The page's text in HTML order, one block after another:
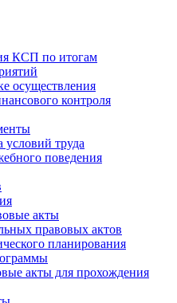
КСП по итогам
осуществления
контроля
условий труда
поведения
акты
правовых актов
планирования
акты для прохождения